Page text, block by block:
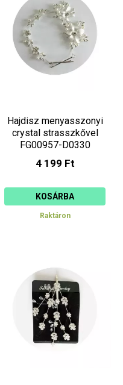
Hajdisz menyasszonyi
crystal strasszkővel
FG00957-D0330
4 199 Ft
KOSÁRBA
Raktáron